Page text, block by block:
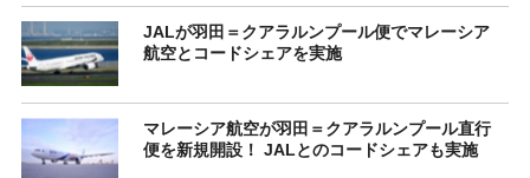
JALが羽田＝クアラルンプール便でマレーシア
航空とコードシェアを実施
マレーシア航空が羽田＝クアラルンプール直行
便を新規開設！ JALとのコードシェアも実施